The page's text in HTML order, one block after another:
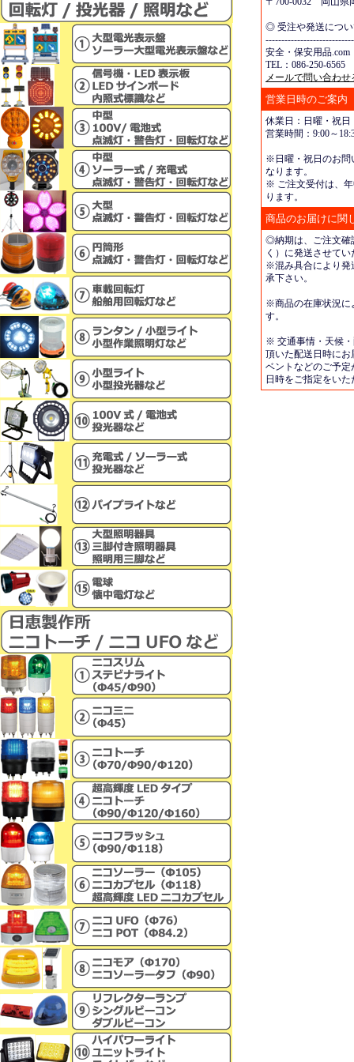
◎ 受注や発送につ
安全・保安用品.com
TEL：086-250-6565
メールで問い合わせ
営業日時のご案内
休業日：日曜・祝日
営業時間：9:00～
※日曜・祝日のお問
なります。
※ ご注文受付は、
ります。
商品のお届けに関
◎納期は、ご注文確
く）に発送させて
※混み具合により発
承下さい。
※商品の在庫状況に
す。
※ 交通事情・天候
頂いた配送日時に
ベントなどのご予
日時をご指定をい